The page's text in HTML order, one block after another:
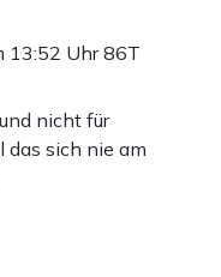
13:52 Uhr86T
nicht für
das sich nie am